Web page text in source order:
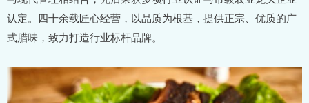
认定。四十余载匠心经营，以品质为根基，提供正宗、优质的广
式腊味，致力打造行业标杆品牌。